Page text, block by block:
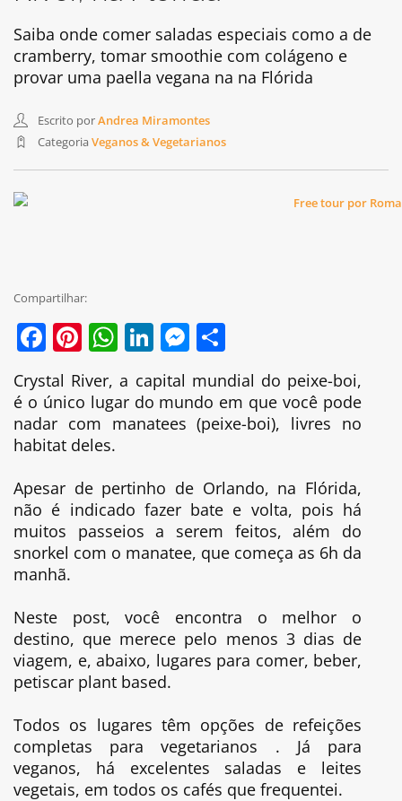
Saiba onde comer saladas especiais como a de
cramberry, tomar smoothie com colágeno e
provar uma paella vegana na na Flórida
Escrito porAndrea Miramontes
Categoria Veganos & Vegetarianos
Compartilhar:
Facebook
Pinterest
WhatsApp
LinkedIn
Messenger
Crystal River, a capital mundial do peixe-boi,
é o único lugar do mundo em que você pode
nadar com manatees (peixe-boi), livres no
habitat deles.
Apesar de pertinho de Orlando, na Flórida,
não é indicado fazer bate e volta, pois há
muitos passeios a serem feitos, além do
snorkel com o manatee, que começa as 6h da
manhã.
Neste post, você encontra o melhor o
destino, que merece pelo menos 3 dias de
viagem, e, abaixo, lugares para comer, beber,
petiscar plant based.
Todos os lugares têm opções de refeições
completas para vegetarianos . Já para
veganos, há excelentes saladas e leites
vegetais, em todos os cafés que frequentei.